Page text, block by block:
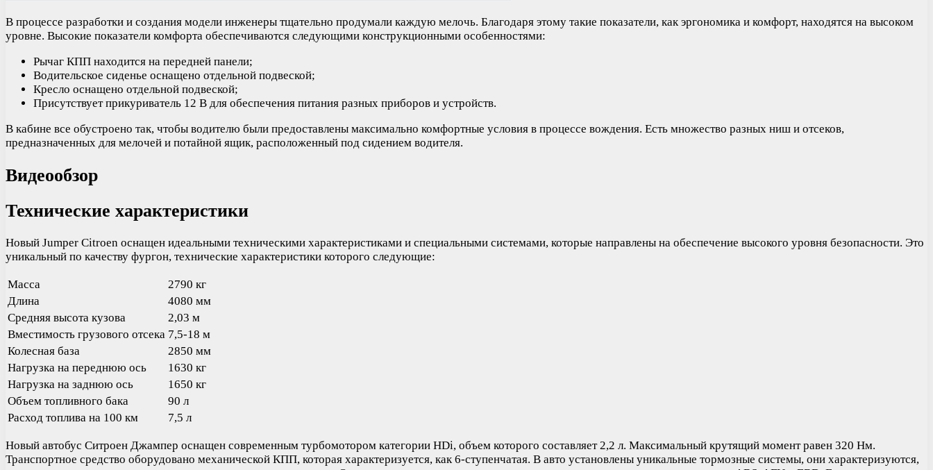
В процессе разработки и создания модели инженеры тщательно продумали каждую мелочь. Благодаря этому такие показатели, как эргономика и комфорт, находятся на высоком
уровне. Высокие показатели комфорта обеспечиваются следующими конструкционными особенностями:
Рычаг КПП находится на передней панели;
Водительское сиденье оснащено отдельной подвеской;
Кресло оснащено отдельной подвеской;
Присутствует прикуриватель 12 В для обеспечения питания разных приборов и устройств.
В кабине все обустроено так, чтобы водителю были предоставлены максимально комфортные условия в процессе вождения. Есть множество разных ниш и отсеков,
предназначенных для мелочей и потайной ящик, расположенный под сидением водителя.
Видеообзор
Технические характеристики
Новый Jumper Citroen оснащен идеальными техническими характеристиками и специальными системами, которые направлены на обеспечение высокого уровня безопасности. Это
уникальный по качеству фургон, технические характеристики которого следующие:
Масса
2790 кг
Длина
4080 мм
Средняя высота кузова
2,03 м
Вместимость грузового отсека 7,5-18 м
Колесная база
2850 мм
Нагрузка на переднюю ось
1630 кг
Нагрузка на заднюю ось
1650 кг
Объем топливного бака
90 л
Расход топлива на 100 км
7,5 л
Новый автобус Ситроен Джампер оснащен современным турбомотором категории HDi, объем которого составляет 2,2 л. Максимальный крутящий момент равен 320 Нм.
Транспортное средство оборудовано механической КПП, которая характеризуется, как 6-ступенчатая. В авто установлены уникальные тормозные системы, они характеризуются,